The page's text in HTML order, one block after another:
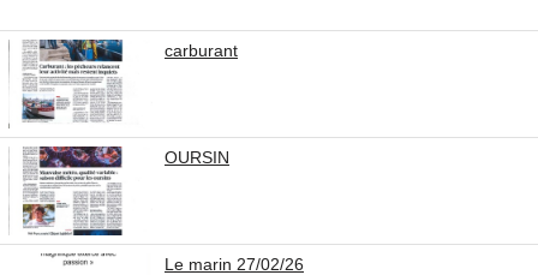
carburant
OURSIN
Le marin 27/02/26